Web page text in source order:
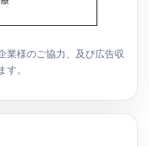
業様のご協力、及び広告収
。